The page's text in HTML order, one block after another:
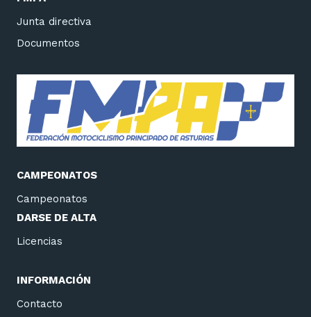
DE
ENDURO.
Junta directiva
Documentos
CAMPEONATOS
Campeonatos
DARSE DE ALTA
Licencias
INFORMACIÓN
Contacto